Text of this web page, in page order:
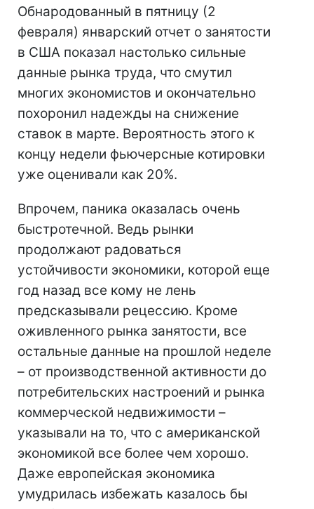
Обнародованный в пятницу (2
февраля) январский отчет о занятости
в США показал настолько сильные
данные рынка труда, что смутил
многих экономистов и окончательно
похоронил надежды на снижение
ставок в марте. Вероятность этого к
концу недели фьючерсные котировки
уже оценивали как 20%.
Впрочем, паника оказалась очень
быстротечной. Ведь рынки
продолжают радоваться
устойчивости экономики, которой еще
год назад все кому не лень
предсказывали рецессию. Кроме
оживленного рынка занятости, все
остальные данные на прошлой неделе
– от производственной активности до
потребительских настроений и рынка
коммерческой недвижимости –
указывали на то, что с американской
экономикой все более чем хорошо.
Даже европейская экономика
умудрилась избежать казалось бы